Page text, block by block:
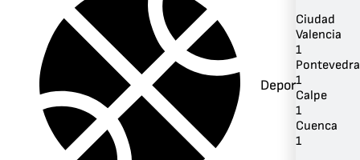
Deportes
Ciudad
Valencia
1
Pontevedra
1
Calpe
1
Cuenca
1